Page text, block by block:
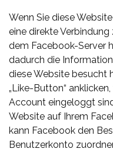
Wenn Sie diese
eine direkte
dem Facebook-Server
dadurch die
diese Website besucht
„Like-Button“
Account eingeloggt
Website auf Ihrem
kann Facebook den
Benutzerkonto